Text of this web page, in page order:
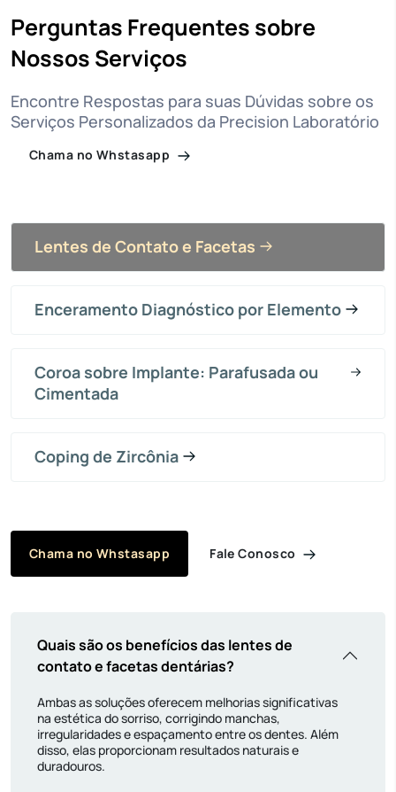
Perguntas Frequentes sobre
Nossos Serviços
Encontre Respostas para suas Dúvidas sobre os
Serviços Personalizados da Precision Laboratório
Chama no Whstasapp
Lentes de Contato e Facetas
Enceramento Diagnóstico por Elemento
Coroa sobre Implante: Parafusada ou
Cimentada
Coping de Zircônia
Chama no Whstasapp Fale Conosco
Quais são os benefícios das lentes de
contato e facetas dentárias?
Ambas as soluções oferecem melhorias significativas
na estética do sorriso, corrigindo manchas,
irregularidades e espaçamento entre os dentes. Além
disso, elas proporcionam resultados naturais e
duradouros.